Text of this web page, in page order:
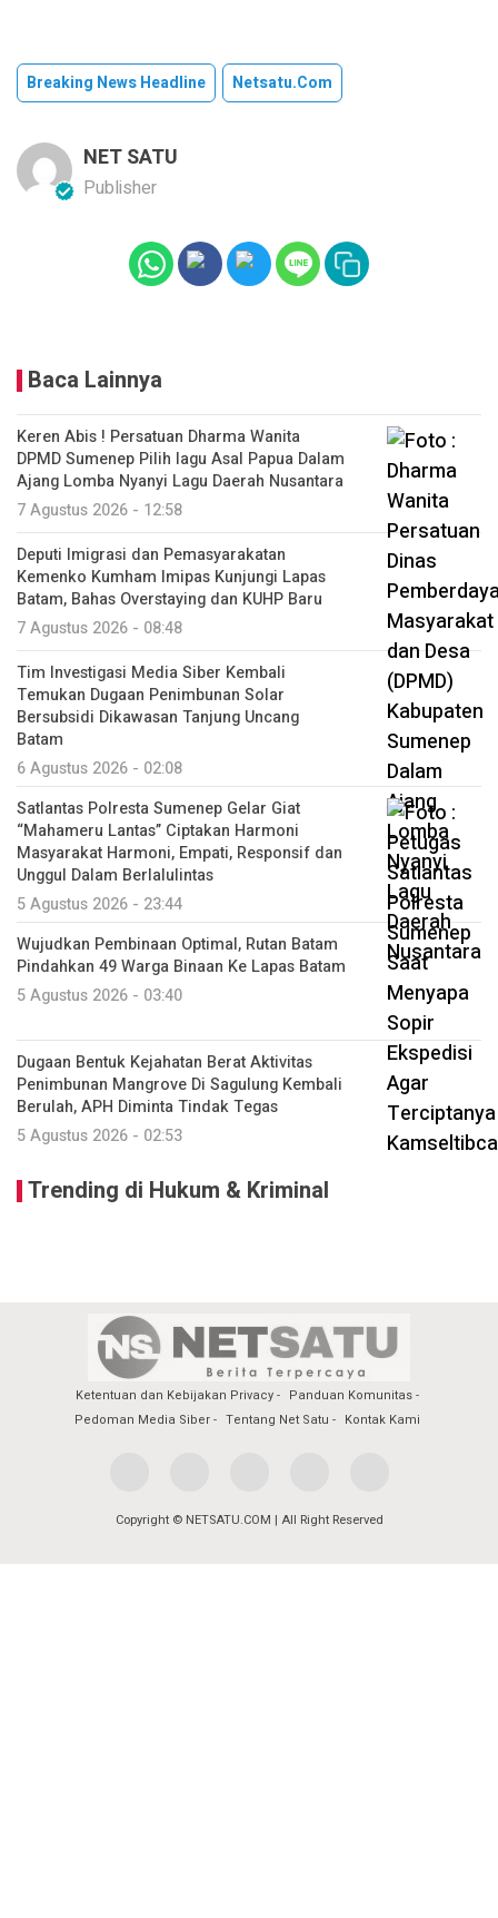
Breaking News Headline Netsatu.com
NET SATU
Publisher
Baca Lainnya
Keren Abis ! Persatuan Dharma Wanita
DPMD Sumenep Pilih lagu Asal Papua Dalam
Ajang Lomba Nyanyi Lagu Daerah Nusantara
7 Agustus 2026 - 12:58
Deputi Imigrasi dan Pemasyarakatan
Kemenko Kumham Imipas Kunjungi Lapas
Batam, Bahas Overstaying dan KUHP Baru
7 Agustus 2026 - 08:48
Tim Investigasi Media Siber Kembali
Temukan Dugaan Penimbunan Solar
Bersubsidi Dikawasan Tanjung Uncang
Batam
6 Agustus 2026 - 02:08
Satlantas Polresta Sumenep Gelar Giat
“Mahameru Lantas” Ciptakan Harmoni
Masyarakat Harmoni, Empati, Responsif dan
Unggul Dalam Berlalulintas
5 Agustus 2026 - 23:44
Wujudkan Pembinaan Optimal, Rutan Batam
Pindahkan 49 Warga Binaan Ke Lapas Batam
5 Agustus 2026 - 03:40
Dugaan Bentuk Kejahatan Berat Aktivitas
Penimbunan Mangrove Di Sagulung Kembali
Berulah, APH Diminta Tindak Tegas
5 Agustus 2026 - 02:53
Trending di Hukum & Kriminal
Ketentuan dan Kebijakan Privacy
Panduan Komunitas
Pedoman Media Siber
Tentang Net Satu Kontak Kami
Copyright © NETSATU.COM | All Right Reserved